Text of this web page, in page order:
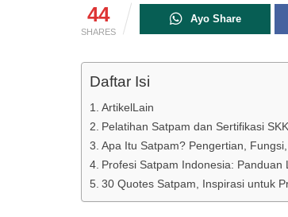
44
SHARES
Ayo Share
Daftar Isi
ArtikelLain
Pelatihan Satpam dan Sertifikasi
Apa Itu Satpam? Pengertian,
Profesi Satpam Indonesia:
30 Quotes Satpam, Inspirasi untuk